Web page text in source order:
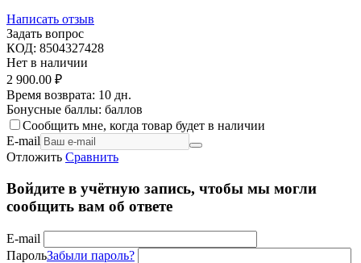
Написать отзыв
Задать вопрос
КОД: 8504327428
Нет в наличии
2 900.00 ₽
Время возврата: 10 дн.
Бонусные баллы: баллов
Сообщить мне, когда товар будет в наличии
E-mail
Отложить Сравнить
Войдите в учётную запись, чтобы мы могли
сообщить вам об ответе
E-mail
ПарольЗабыли пароль?